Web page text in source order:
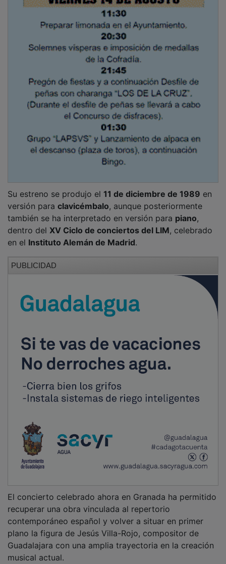
versión paraclavicémbalo , aunque posteriormente
también se ha interpretado en versión parapiano,
dentro del XV Ciclo de conciertos del LIM, celebrado
en el Instituto Alemán de Madrid.
recuperar una obra vinculada al repertorio
contemporáneo español y volver a situar en primer
plano la figura de Jesús Villa-Rojo, compositor de
Guadalajara con una amplia trayectoria en la creación
musical actual.